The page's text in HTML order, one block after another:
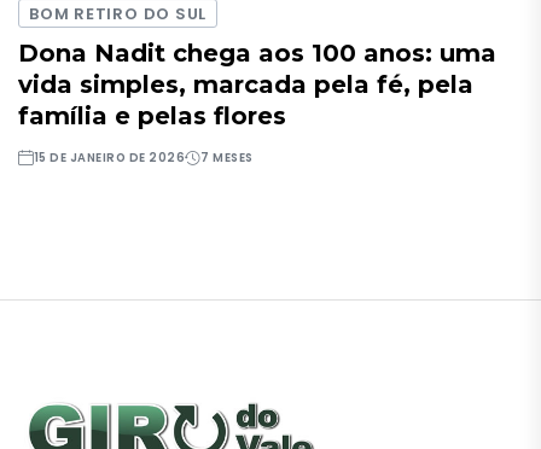
BOM RETIRO DO SUL
Dona Nadit chega aos 100 anos: uma
vida simples, marcada pela fé, pela
família e pelas flores
15 DE JANEIRO DE 2026 7 MESES